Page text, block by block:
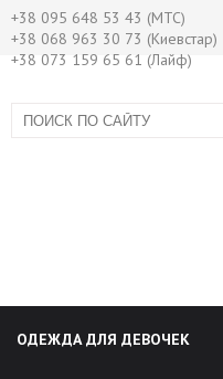
+38 095 648 53 43 (МТС)
+38 068 963 30 73 (Киевстар)
+38 073 159 65 61 (Лайф)
ОДЕЖДА ДЛЯ ДЕВОЧЕК